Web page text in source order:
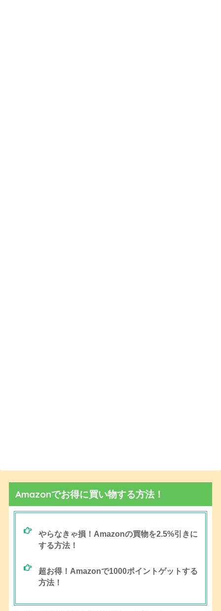
Amazonでお得に買い物する方法！
やらなきゃ損！Amazonの買物を2.5%引きに
する方法！
超お得！Amazonで1000ポイントゲットする
方法！